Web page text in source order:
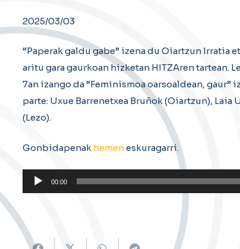
2025/03/03
“Paperak galdu gabe” izena du Oiartzun Irratia
aritu gara gaurkoan hizketan HITZAren tartean.
7an izango da “Feminismoa oarsoaldean,
parte: Uxue Barrenetxea Bruñok (Oiartzun),
(Lezo).
Gonbidapenak hemeneskuragarri.
Soinu
erreproduzigailua
00:00